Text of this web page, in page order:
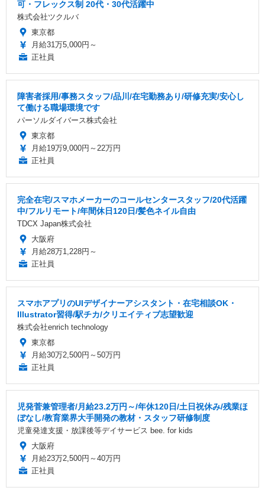
可・フレックス制 20代・30代活躍中
株式会社ツクルバ
東京都
月給31万5,000円～
正社員
障害者採用/事務スタッフ/品川/在宅勤務あり/研修充実/安心し
て働ける職場環境です
パーソルダイバース株式会社
東京都
月給19万9,000円～22万円
正社員
完全在宅/スマホメーカーのコールセンタースタッフ/20代活躍
中/フルリモート/年間休日120日/髪色ネイル自由
TDCX Japan株式会社
大阪府
月給28万1,228円～
正社員
スマホアプリのUIデザイナーアシスタント・在宅相談OK・
Illustrator習得/駅チカ/クリエイティブ志望歓迎
株式会社enrich technology
東京都
月給30万2,500円～50万円
正社員
児発菅兼管理者/月給23.2万円～/年休120日/土日祝休み/残業ほ
ぼなし/教育業界大手開発の教材・スタッフ研修制度
児童発達支援・放課後等デイサービス bee. for kids
大阪府
月給23万2,500円～40万円
正社員